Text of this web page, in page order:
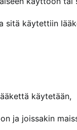
käytettiin
käytetään,
ja joissakin